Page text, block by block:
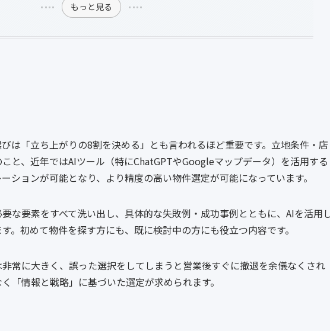
もっと見る
は「立ち上がりの8割を決める」とも言われるほど重要です。立地条件・店
と、近年ではAIツール（特にChatGPTやGoogleマップデータ）を活用する
ションが可能となり、より精度の高い物件選定が可能になっています。
な要素をすべて洗い出し、具体的な失敗例・成功事例とともに、AIを活用
。初めて物件を探す方にも、既に検討中の方にも役立つ内容です。
常に大きく、誤った選択をしてしまうと営業後すぐに撤退を余儀なくされ
「情報と戦略」に基づいた選定が求められます。